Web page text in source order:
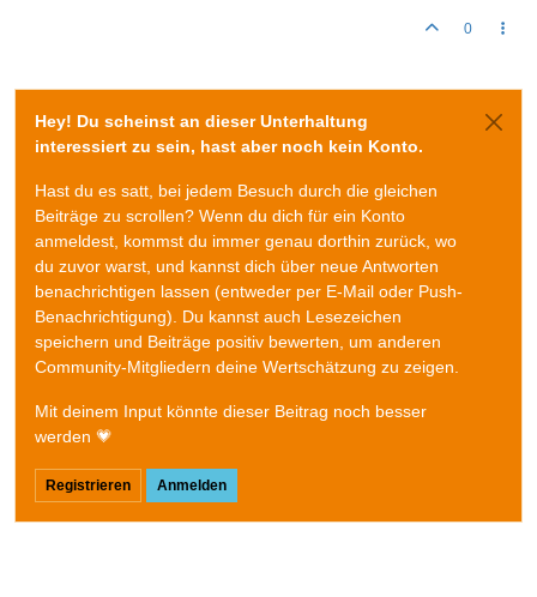
0
Hey! Du scheinst an dieser Unterhaltung
interessiert zu sein, hast aber noch kein Konto.
Hast du es satt, bei jedem Besuch durch die gleichen
Beiträge zu scrollen? Wenn du dich für ein Konto
anmeldest, kommst du immer genau dorthin zurück, wo
du zuvor warst, und kannst dich über neue Antworten
benachrichtigen lassen (entweder per E-Mail oder Push-
Benachrichtigung). Du kannst auch Lesezeichen
speichern und Beiträge positiv bewerten, um anderen
Community-Mitgliedern deine Wertschätzung zu zeigen.
Mit deinem Input könnte dieser Beitrag noch besser
werden 💗
Registrieren Anmelden